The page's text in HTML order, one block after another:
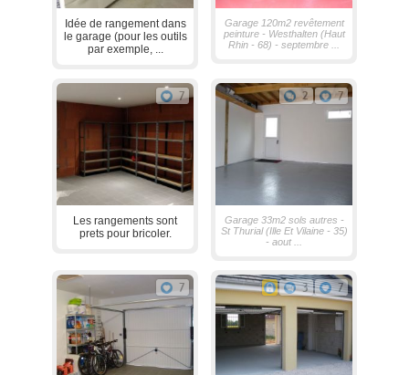
Idée de rangement dans
le garage (pour les outils
par exemple, ...
Garage 120m2 revêtement
peinture - Westhalten (Haut
Rhin - 68) - septembre ...
7
Les rangements sont
prets pour bricoler.
2 7
Garage 33m2 sols autres -
St Thurial (Ille Et Vilaine - 35)
- aout ...
7 3 7